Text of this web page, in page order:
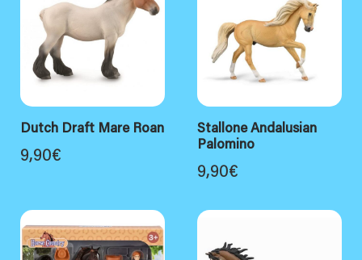
Dutch Draft Mare Roan
9,90€
Stallone Andalusian
Palomino
9,90€